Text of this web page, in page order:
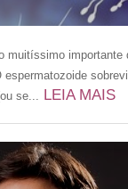
muitíssimo importante
espermatozoide
se... LEIA MAIS